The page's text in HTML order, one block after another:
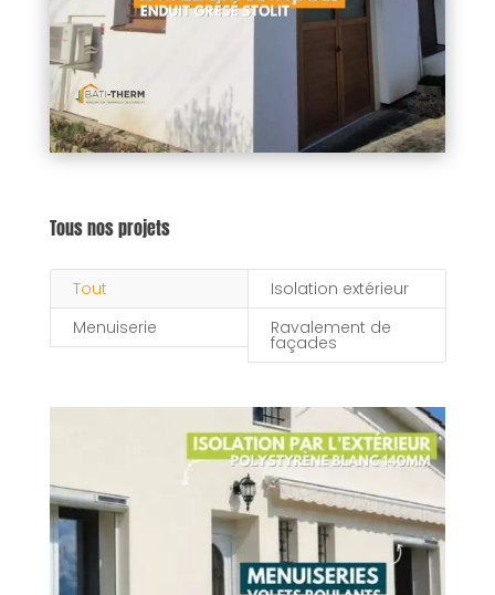
Tous nos projets
Tout
Isolation extérieur
Menuiserie
Ravalement de
façades